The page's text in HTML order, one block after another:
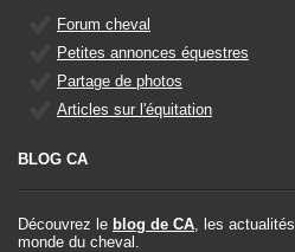
Forum cheval
Petites annonces équestres
Partage de photos
Articles sur l'équitation
BLOG CA
Découvrez le blog de CA , les
monde du cheval.